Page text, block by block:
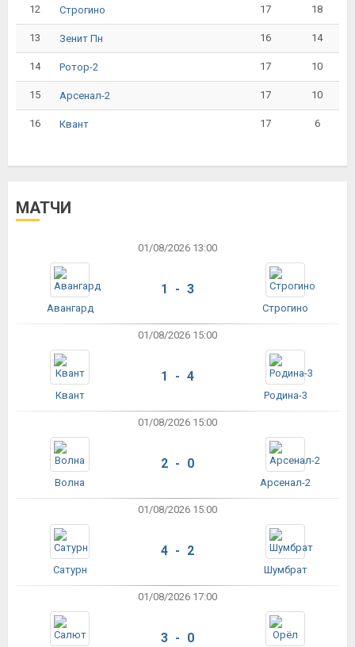
12 Строгино 17 18
13 Зенит Пн 16 14
14 Ротор-2 17 10
15 Арсенал-2 17 10
16 Квант 17 6
МАТЧИ
01/08/2026 13:00
Авангард
1 - 3
Строгино
01/08/2026 15:00
Квант
1 - 4
Родина-3
01/08/2026 15:00
Волна
2 - 0
Арсенал-2
01/08/2026 15:00
Сатурн
4 - 2
Шумбрат
01/08/2026 17:00
3 - 0